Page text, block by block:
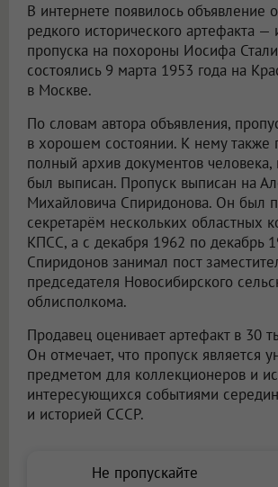
В интернете появилось объявление
редкого исторического артефакта —
пропуска на похороны Иосифа
состоялись 9 марта 1953 года на
в Москве.
По словам автора объявления,
в хорошем состоянии. К нему также
полный архив документов человека,
был выписан. Пропуск выписан на
Михайловича Спиридонова. Он был
секретарём нескольких областных
КПСС, а с декабря 1962 по декабрь
Спиридонов занимал пост
председателя Новосибирского
облисполкома.
Продавец оценивает артефакт в 30
Он отмечает, что пропуск является
предметом для коллекционеров и
интересующихся событиями
и историей СССР.
Не пропускайте